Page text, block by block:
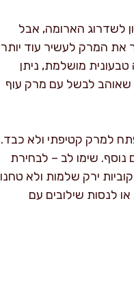
לשדרוג הארומה, אבל
את המרק לעשיר עוד יותר
טבעונית מושלמת, ניתן
שאוהב לבשל עם מרק עוף
למרק קטיפתי ולא כבד.
שימו לב – לבחירת
ירק שלמות ולא טחנו
לנסות שילובים עם